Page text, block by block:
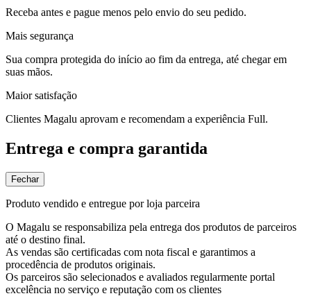
Receba antes e pague menos pelo envio do seu pedido.
Mais segurança
Sua compra protegida do início ao fim da entrega, até chegar em
suas mãos.
Maior satisfação
Clientes Magalu aprovam e recomendam a experiência Full.
Entrega e compra garantida
Fechar
Produto vendido e entregue por loja parceira
O Magalu se responsabiliza pela entrega dos produtos de parceiros
até o destino final.
As vendas são certificadas com nota fiscal e garantimos a
procedência de produtos originais.
Os parceiros são selecionados e avaliados regularmente portal
excelência no serviço e reputação com os clientes